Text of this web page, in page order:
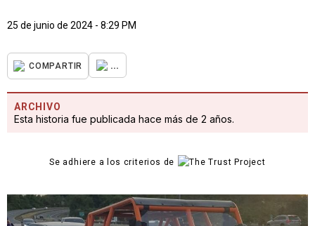
25 de junio de 2024 - 8:29 PM
COMPARTIR ...
ARCHIVO
Esta historia fue publicada hace más de 2 años.
Se adhiere a los criterios de